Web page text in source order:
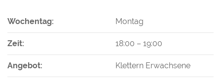
Wochentag: Montag
Zeit: 18:00 – 19:00
Angebot: Klettern Erwachsene